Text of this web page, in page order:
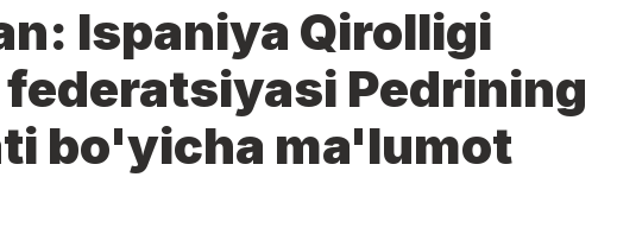
Ispaniya Qirolligi
Pedrining
bo'yicha ma'lumot